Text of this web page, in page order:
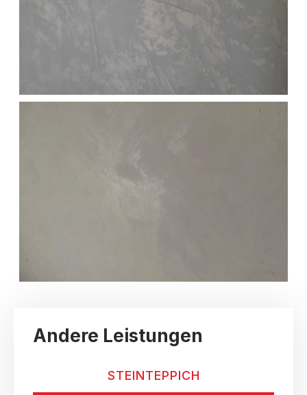
Andere Leistungen
STEINTEPPICH